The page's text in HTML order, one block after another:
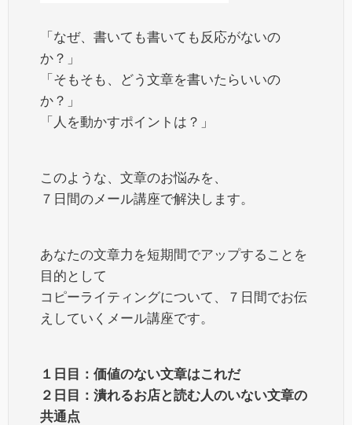
「なぜ、書いても書いても反応がないの
か？」
「そもそも、どう文章を書いたらいいの
か？」
「人を動かすポイントは？」
このような、文章のお悩みを、
７日間のメール講座で解決します。
あなたの文章力を短期間でアップすることを
目的として
コピーライティングについて、７日間でお伝
えしていくメール講座です。
１日目：価値のない文章はこれだ
２日目：潰れるお店と読む人のいない文章の
共通点